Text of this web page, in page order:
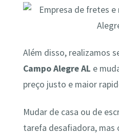
Além disso, realizamos
Campo Alegre AL e
preço justo e maior
Mudar de casa ou de
tarefa desafiadora, mas